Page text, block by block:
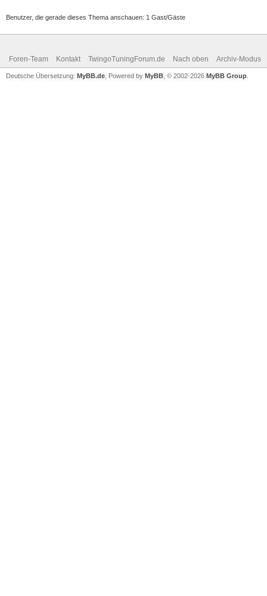
Benutzer, die gerade dieses Thema anschauen: 1 Gast/Gäste
Foren-Team Kontakt TwingoTuningForum.de Nach oben Archiv-Modus
Deutsche Übersetzung: MyBB.de , Powered by MyBB , © 2002-2026 MyBB Group